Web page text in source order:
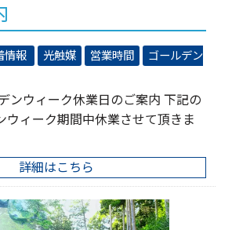
情報 光触媒 営業時間
ゴールデン
ウィーク休業日のご案内 下記の
ウィーク期間中休業させて頂きま
詳細はこちら